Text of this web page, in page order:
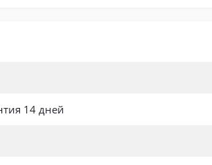
14 дней